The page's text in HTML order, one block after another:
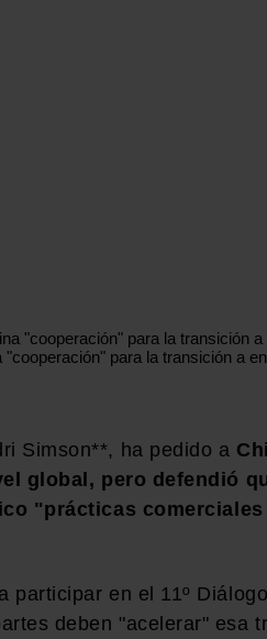
para la transición a
Simson**, ha pedido a
global, pero defendió
"prácticas
participar en el 11º
deben "acelerar" esa